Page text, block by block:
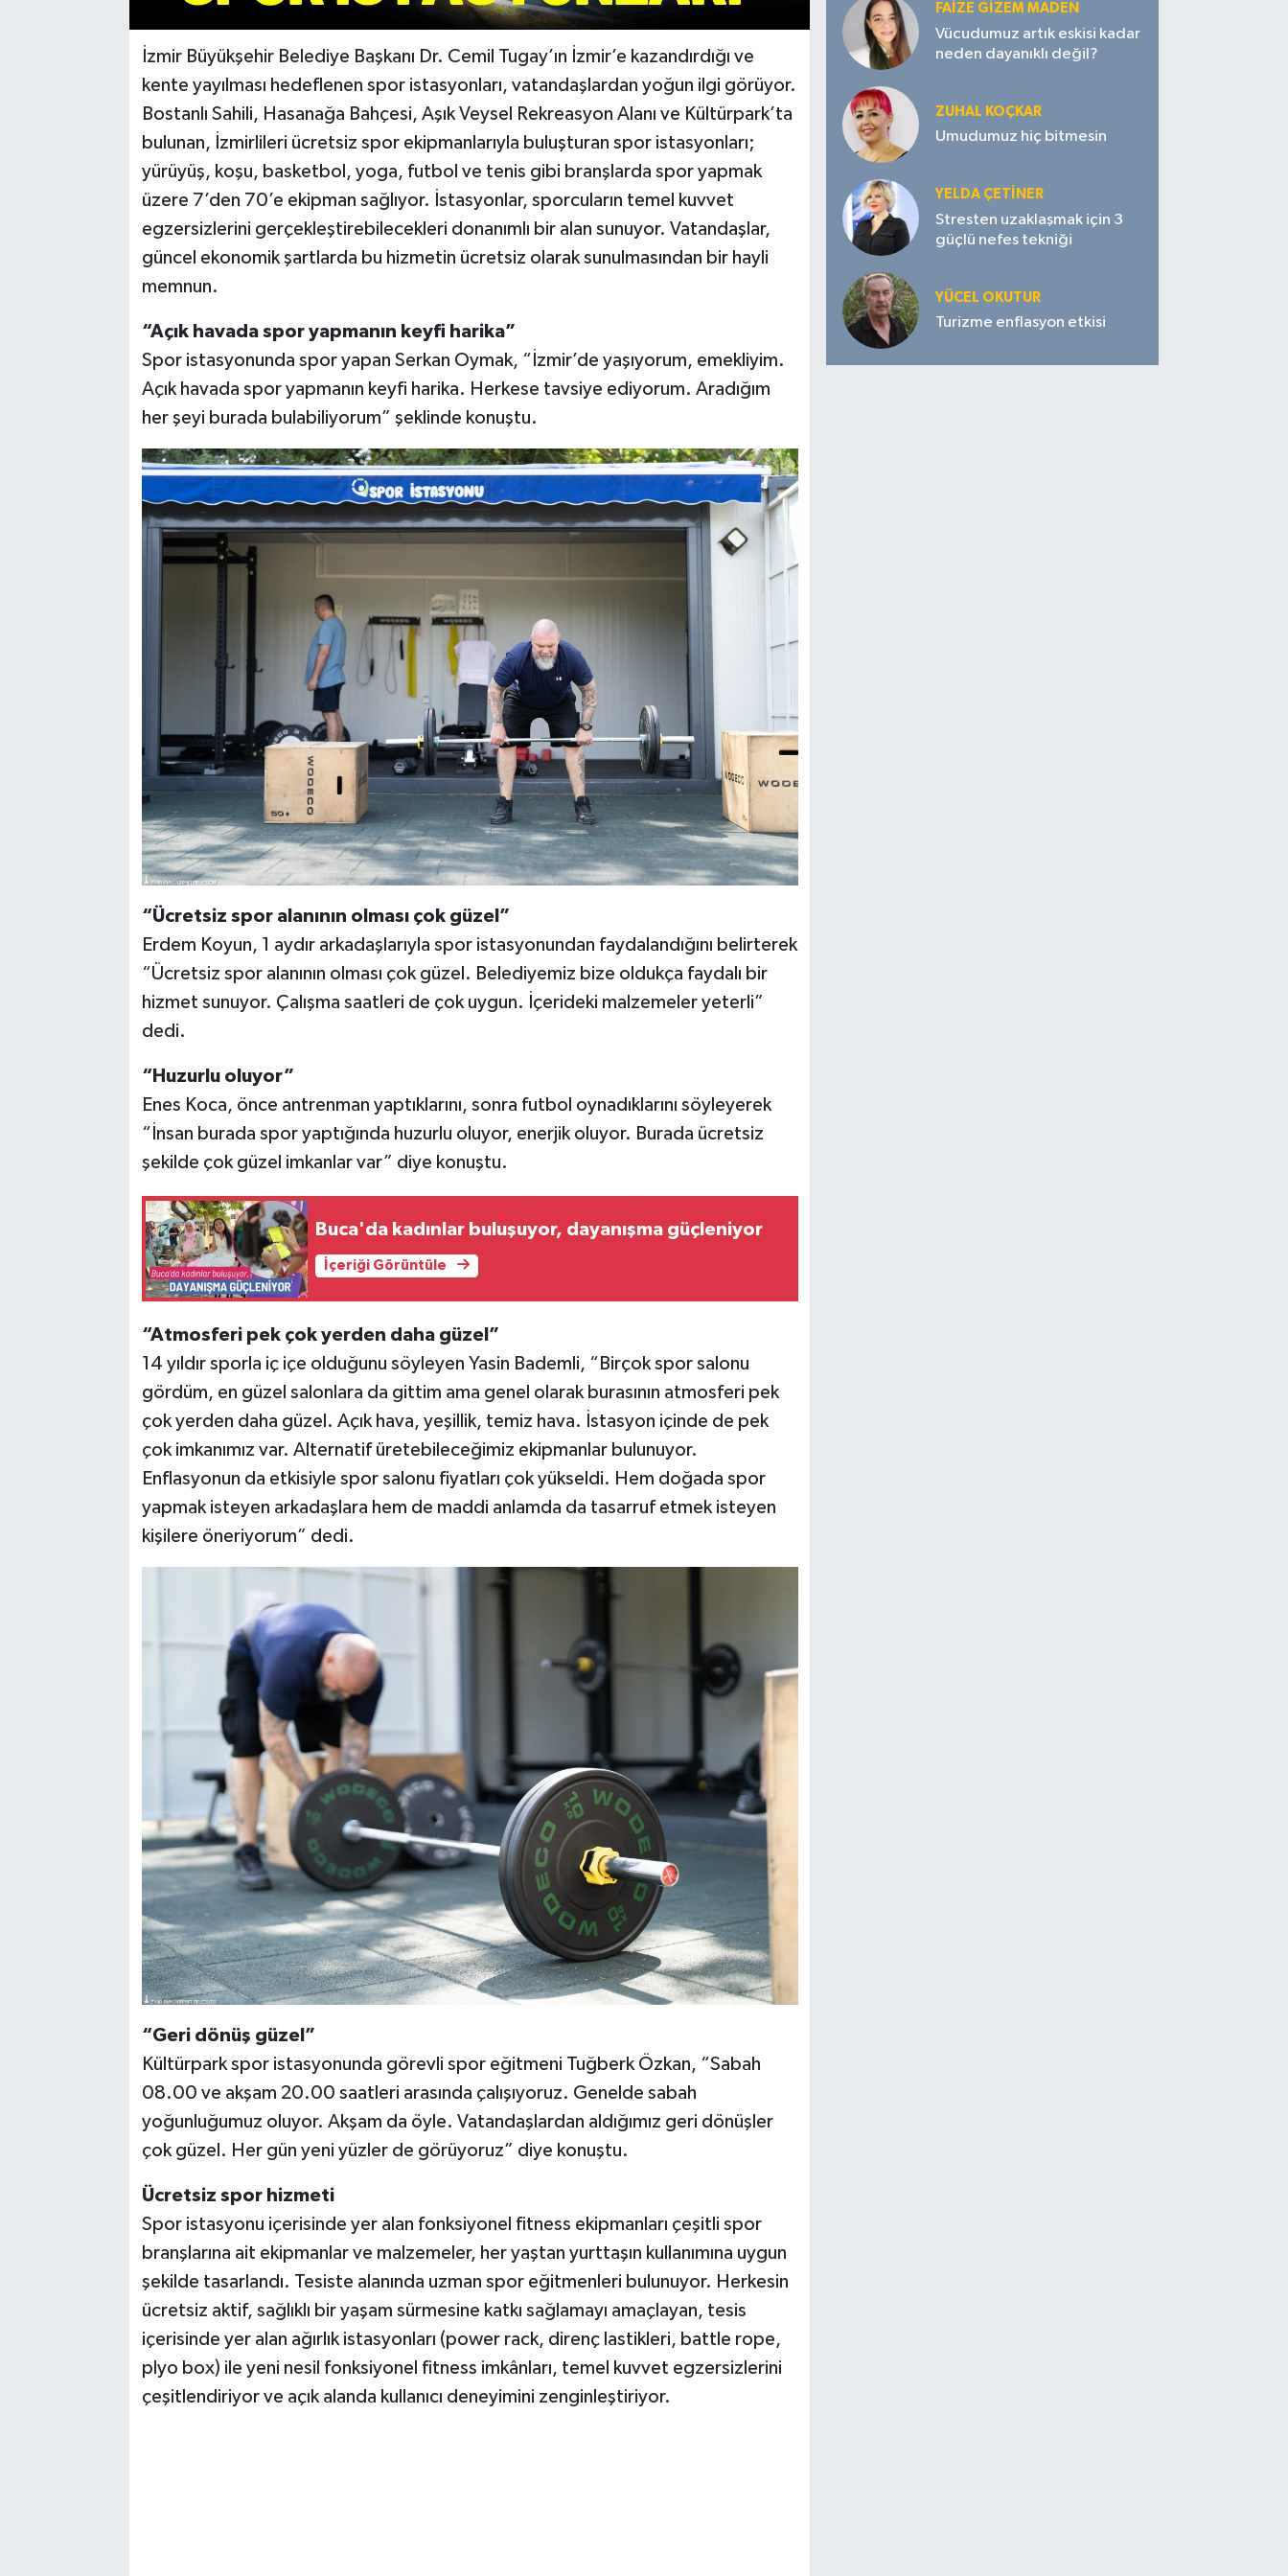
İzmir Büyükşehir Belediye Başkanı Dr. Cemil Tugay’ın İzmir’e kazandırdığı ve
kente yayılması hedeflenen spor istasyonları, vatandaşlardan yoğun ilgi görüyor.
Bostanlı Sahili, Hasanağa Bahçesi, Aşık Veysel Rekreasyon Alanı ve Kültürpark’ta
bulunan, İzmirlileri ücretsiz spor ekipmanlarıyla buluşturan spor istasyonları;
yürüyüş, koşu, basketbol, yoga, futbol ve tenis gibi branşlarda spor yapmak
üzere 7’den 70’e ekipman sağlıyor. İstasyonlar, sporcuların temel kuvvet
egzersizlerini gerçekleştirebilecekleri donanımlı bir alan sunuyor. Vatandaşlar,
güncel ekonomik şartlarda bu hizmetin ücretsiz olarak sunulmasından bir hayli
memnun.
“Açık havada spor yapmanın keyfi harika”
Spor istasyonunda spor yapan Serkan Oymak, “İzmir’de yaşıyorum, emekliyim.
Açık havada spor yapmanın keyfi harika. Herkese tavsiye ediyorum. Aradığım
her şeyi burada bulabiliyorum” şeklinde konuştu.
“Ücretsiz spor alanının olması çok güzel”
Erdem Koyun, 1 aydır arkadaşlarıyla spor istasyonundan faydalandığını belirterek
“Ücretsiz spor alanının olması çok güzel. Belediyemiz bize oldukça faydalı bir
hizmet sunuyor. Çalışma saatleri de çok uygun. İçerideki malzemeler yeterli”
dedi.
“Huzurlu oluyor”
Enes Koca, önce antrenman yaptıklarını, sonra futbol oynadıklarını söyleyerek
“İnsan burada spor yaptığında huzurlu oluyor, enerjik oluyor. Burada ücretsiz
şekilde çok güzel imkanlar var” diye konuştu.
Buca'da kadınlar buluşuyor, dayanışma güçleniyor
İçeriği Görüntüle
“Atmosferi pek çok yerden daha güzel”
14 yıldır sporla iç içe olduğunu söyleyen Yasin Bademli, “Birçok spor salonu
gördüm, en güzel salonlara da gittim ama genel olarak burasının atmosferi pek
çok yerden daha güzel. Açık hava, yeşillik, temiz hava. İstasyon içinde de pek
çok imkanımız var. Alternatif üretebileceğimiz ekipmanlar bulunuyor.
Enflasyonun da etkisiyle spor salonu fiyatları çok yükseldi. Hem doğada spor
yapmak isteyen arkadaşlara hem de maddi anlamda da tasarruf etmek isteyen
kişilere öneriyorum” dedi.
“Geri dönüş güzel”
Kültürpark spor istasyonunda görevli spor eğitmeni Tuğberk Özkan, “Sabah
08.00 ve akşam 20.00 saatleri arasında çalışıyoruz. Genelde sabah
yoğunluğumuz oluyor. Akşam da öyle. Vatandaşlardan aldığımız geri dönüşler
çok güzel. Her gün yeni yüzler de görüyoruz” diye konuştu.
Ücretsiz spor hizmeti
Spor istasyonu içerisinde yer alan fonksiyonel fitness ekipmanları çeşitli spor
branşlarına ait ekipmanlar ve malzemeler, her yaştan yurttaşın kullanımına uygun
şekilde tasarlandı. Tesiste alanında uzman spor eğitmenleri bulunuyor. Herkesin
ücretsiz aktif, sağlıklı bir yaşam sürmesine katkı sağlamayı amaçlayan, tesis
içerisinde yer alan ağırlık istasyonları (power rack, direnç lastikleri, battle rope,
plyo box) ile yeni nesil fonksiyonel fitness imkânları, temel kuvvet egzersizlerini
çeşitlendiriyor ve açık alanda kullanıcı deneyimini zenginleştiriyor.
FAIZE GIZEM MADEN
Vücudumuz artık eskisi kadar
neden dayanıklı değil?
ZUHAL KOÇKAR
Umudumuz hiç bitmesin
YELDA ÇETİNER
Stresten uzaklaşmak için 3
güçlü nefes tekniği
YÜCEL OKUTUR
Turizme enflasyon etkisi